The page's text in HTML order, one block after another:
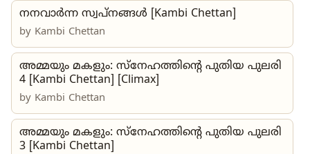
നനവാർന്ന സ്വപ്നങ്ങൾ [Kambi Chettan]
by Kambi Chettan
അമ്മയും മകളും: സ്നേഹത്തിന്റെ പുതിയ പുലരി
4 [Kambi Chettan] [Climax]
by Kambi Chettan
അമ്മയും മകളും: സ്നേഹത്തിന്റെ പുതിയ പുലരി
3 [Kambi Chettan]